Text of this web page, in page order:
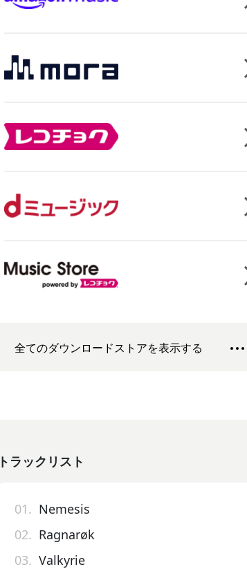
全てのダウンロードストアを表示する
トラックリスト
01. Nemesis
02. Ragnarøk
03. Valkyrie